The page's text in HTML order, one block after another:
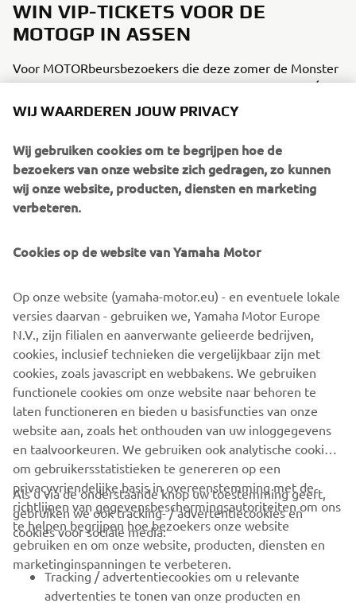
WIN VIP-TICKETS VOOR DE
MOTOGP IN ASSEN
Voor MOTORbeursbezoekers die deze zomer de Monster
Energy Yamaha Racing-coureurs Fabio Quartararo en Álex
Rins willen aanmoedigen, heeft Yamaha op de beurs een
exemplaren van de nieuwe Yamaha R9. De ene is volledig
standaard, de andere is uitgerust met diverse Yamaha-
accessoires. Bezoekers die alle verschillen goed raden,
maken kans op twee VIP-tickets voor de Motul TT Assen
Bekijk meer informatie overYamaha op MOTORbeurs
Utrecht 2025 en de2025 modellenlijn. Voor meer info
over tickets voor MOTORbeurs Utrecht ga je naar
www.motorbeursutrecht.nl.
YAMAHA OP MOTORBEURS UTRECHT 2025
CORPORATE
VOOR BEDRIJVEN
WIJ WAARDEREN JOUW PRIVACY
Wij gebruiken cookies om te begrijpen hoe de
bezoekers van onze website zich gedragen, zo kunnen
wij onze website, producten, diensten en marketing
verbeteren.
Cookies op de website van Yamaha Motor
Op onze website (yamaha-motor.eu) - en eventuele lokale
versies daarvan - gebruiken we, Yamaha Motor Europe
N.V., zijn filialen en aanverwante gelieerde bedrijven,
cookies, inclusief technieken die vergelijkbaar zijn met
cookies, zoals javascript en webbakens. We gebruiken
functionele cookies om onze website naar behoren te
laten functioneren en bieden u basisfuncties van onze
website aan, zoals het onthouden van uw inloggegevens
en taalvoorkeuren. We gebruiken ook analytische cookies
om gebruikersstatistieken te genereren op een
privacyvriendelijke basis in overeenstemming met de
richtlijnen van gegevensbeschermingsautoriteiten om ons
te helpen begrijpen hoe bezoekers onze website
gebruiken en om onze website, producten, diensten en
marketinginspanningen te verbeteren.
Als u via de onderstaande knop uw toestemming geeft,
gebruiken we ook tracking- / advertentiecookies en
cookies voor sociale media:
Tracking / advertentiecookies om u relevante
advertenties te tonen van onze producten en